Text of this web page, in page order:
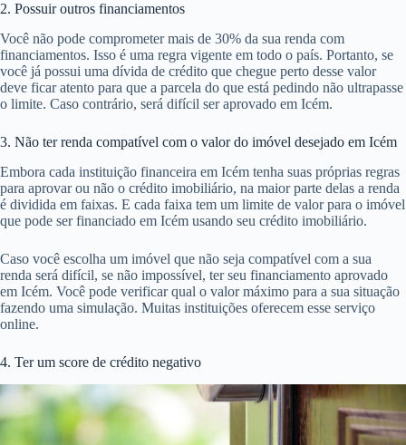
2. Possuir outros financiamentos
Você não pode comprometer mais de 30% da sua renda com
financiamentos. Isso é uma regra vigente em todo o país. Portanto, se
você já possui uma dívida de crédito que chegue perto desse valor
deve ficar atento para que a parcela do que está pedindo não ultrapasse
o limite. Caso contrário, será difícil ser aprovado em Icém.
3. Não ter renda compatível com o valor do imóvel desejado em Icém
Embora cada instituição financeira em Icém tenha suas próprias regras
para aprovar ou não o crédito imobiliário, na maior parte delas a renda
é dividida em faixas. E cada faixa tem um limite de valor para o imóvel
que pode ser financiado em Icém usando seu crédito imobiliário.
Caso você escolha um imóvel que não seja compatível com a sua
renda será difícil, se não impossível, ter seu financiamento aprovado
em Icém. Você pode verificar qual o valor máximo para a sua situação
fazendo uma simulação. Muitas instituições oferecem esse serviço
online.
4. Ter um score de crédito negativo